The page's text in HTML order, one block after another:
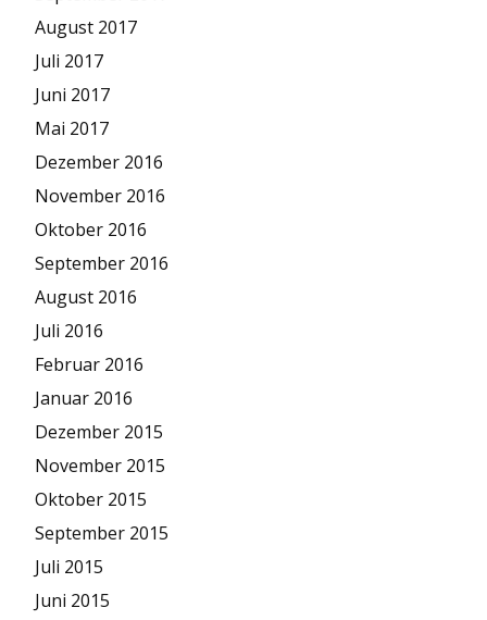
August 2017
Juli 2017
Juni 2017
Mai 2017
Dezember 2016
November 2016
Oktober 2016
September 2016
August 2016
Juli 2016
Februar 2016
Januar 2016
Dezember 2015
November 2015
Oktober 2015
September 2015
Juli 2015
Juni 2015